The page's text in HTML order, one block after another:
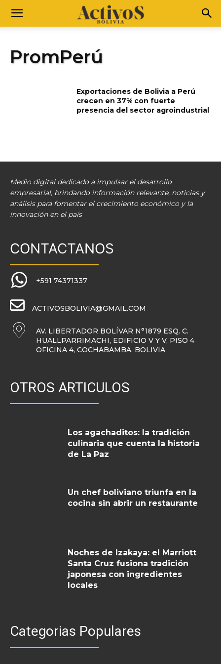
PromPerú
Exportaciones de Bolivia a Perú
crecen en 37% con fuerte
presencia del sector agroindustrial
Medio digital dedicado a impulsar el desarrollo
empresarial, brindando información relevante, noticias y
análisis para fomentar el crecimiento económico y la
innovación en el país
CONTACTANOS
+591 74371337
ACTIVOSBOLIVIA@GMAIL.COM
AV. LIBERTADOR BOLÍVAR N°1879 ESQ. C.
HUALLPARRIMACHI, EDIFICIO V Y V, PISO 4
OFICINA 4, COCHABAMBA, BOLIVIA
OTROS ARTICULOS
Los agachaditos: la tradición
culinaria que cuenta la historia
de La Paz
Un chef boliviano triunfa en la
cocina sin abrir un restaurante
Noches de Izakaya: el Marriott
Santa Cruz fusiona tradición
japonesa con ingredientes
locales
Categorias Populares